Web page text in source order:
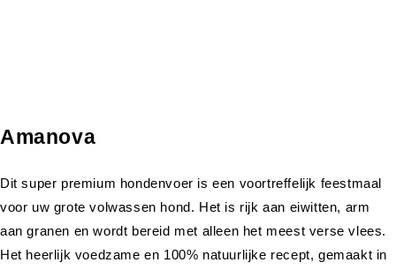
Amanova
Dit super premium hondenvoer is een voortreffelijk feestmaal
voor uw grote volwassen hond. Het is rijk aan eiwitten, arm
aan granen en wordt bereid met alleen het meest verse vlees.
Het heerlijk voedzame en 100% natuurlijke recept, gemaakt in